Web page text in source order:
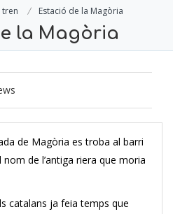
tren Estació de la Magòria
la Magòria
de Magòria es troba al barri
de l’antiga riera que moria
catalans ja feia temps que